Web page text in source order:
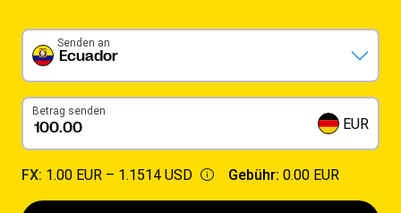
Ecuador
Senden an
Betrag senden
EUR
FX: 1.00 EUR – 1.1514 USD Gebühr: 0.00 EUR